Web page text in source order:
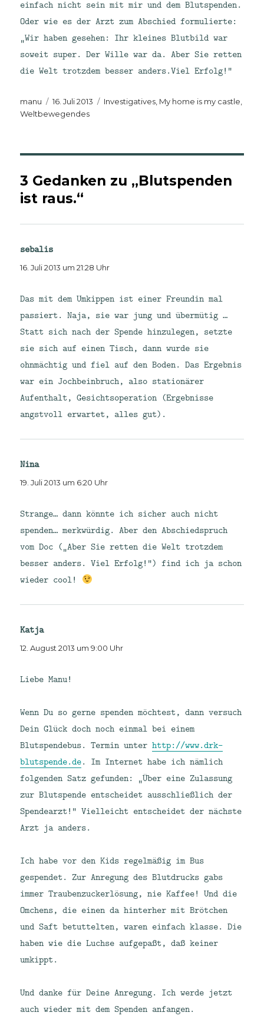
einfach nicht sein mit mir und dem Blutspenden.
Oder wie es der Arzt zum Abschied formulierte:
„Wir haben gesehen: Ihr kleines Blutbild war
soweit super. Der Wille war da. Aber Sie retten
die Welt trotzdem besser anders.Viel Erfolg!“
Autor
manu
Veröffentlicht
am
16. Juli 2013 Kategorien
Investigatives My home is my castle
Weltbewegendes
3 Gedanken zu „Blutspenden
ist raus.“
sebalis
16. Juli 2013 um 21:28 Uhr
Das mit dem Umkippen ist einer Freundin mal
passiert. Naja, sie war jung und übermütig …
Statt sich nach der Spende hinzulegen, setzte
sie sich auf einen Tisch, dann wurde sie
ohnmächtig und fiel auf den Boden. Das Ergebnis
war ein Jochbeinbruch, also stationärer
Aufenthalt, Gesichtsoperation (Ergebnisse
angstvoll erwartet, alles gut).
Ninasagt:
19. Juli 2013 um 6:20 Uhr
Strange… dann könnte ich sicher auch nicht
spenden… merkwürdig. Aber den Abschiedspruch
vom Doc („Aber Sie retten die Welt trotzdem
besser anders. Viel Erfolg!“) find ich ja schon
wieder cool!
Katjasagt:
12. August 2013 um 9:00 Uhr
Liebe Manu!
Wenn Du so gerne spenden möchtest, dann versuch
Dein Glück doch noch einmal bei einem
Blutspendebus. Termin unterhttp://www.drk-
blutspende.de. Im Internet habe ich nämlich
folgenden Satz gefunden: „Über eine Zulassung
zur Blutspende entscheidet ausschließlich der
Spendearzt!“ Vielleicht entscheidet der nächste
Arzt ja anders.
Ich habe vor den Kids regelmäßig im Bus
gespendet. Zur Anregung des Blutdrucks gabs
immer Traubenzuckerlösung, nie Kaffee! Und die
Omchens, die einen da hinterher mit Brötchen
und Saft betuttelten, waren einfach klasse. Die
haben wie die Luchse aufgepaßt, daß keiner
umkippt.
Und danke für Deine Anregung. Ich werde jetzt
auch wieder mit dem Spenden anfangen.